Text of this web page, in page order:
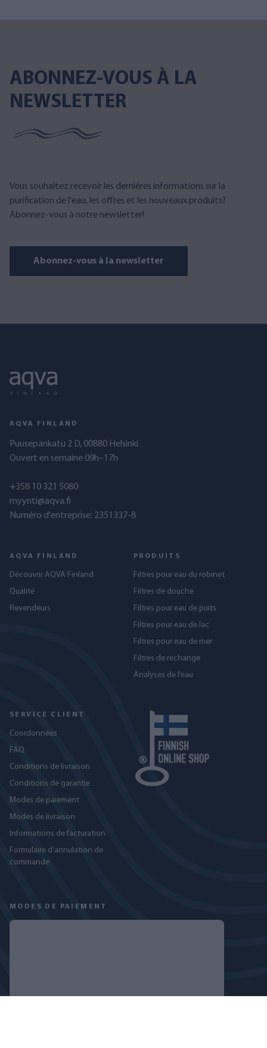
ABONNEZ-VOUS À LA
NEWSLETTER
Vous souhaitez recevoir les dernières informations sur la
purification de l'eau, les offres et les nouveaux produits?
Abonnez-vous à notre newsletter!
Abonnez-vous à la newsletter
AQVA FINLAND
Puusepänkatu 2 D, 00880 Helsinki
Ouvert en semaine 09h–17h
+358 10 321 5080
myynti@aqva.fi
Numéro d'entreprise: 2351337-8
AQVA FINLAND
Découvrir AQVA Finland
Qualité
Revendeurs
PRODUITS
Filtres pour eau du robinet
Filtres de douche
Filtres pour eau de puits
Filtres pour eau de lac
Filtres pour eau de mer
Filtres de rechange
Analyses de l’eau
SERVICE CLIENT
Coordonnées
FAQ
Conditions de livraison
Conditions de garantie
Modes de paiement
Modes de livraison
Informations de facturation
Formulaire d’annulation de
commande
MODES DE PAIEMENT